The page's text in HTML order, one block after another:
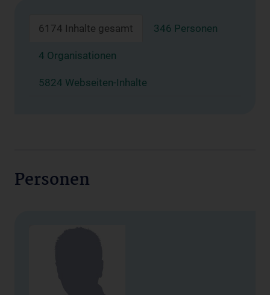
6174 Inhalte gesamt 346 Personen
4 Organisationen
5824 Webseiten-Inhalte
Personen